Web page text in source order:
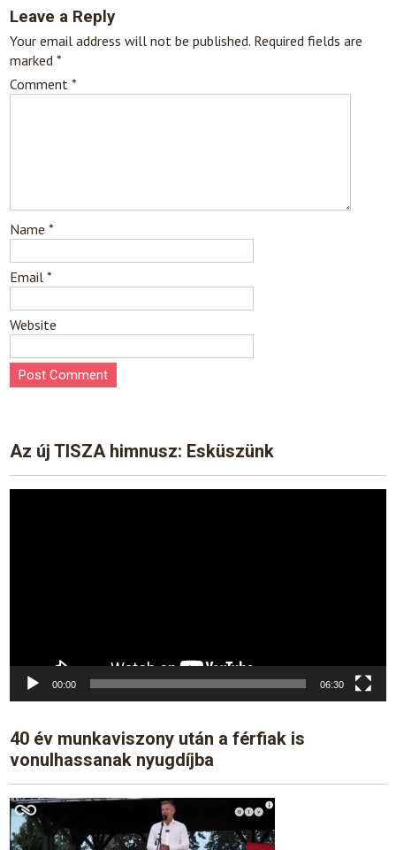
Leave a Reply
Your email address will not be published. Required fields are
marked*
Comment*
Name*
Email*
Website
Az új TISZA himnusz: Esküszünk
00:00 06:30
40 év munkaviszony után a férfiak is
vonulhassanak nyugdíjba